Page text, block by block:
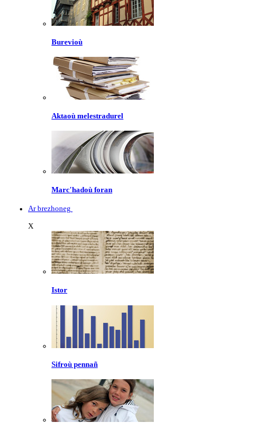
Burevioù
Aktaoù melestradurel
Marc'hadoù foran
Ar brezhoneg
X
Istor
Sifroù pennañ